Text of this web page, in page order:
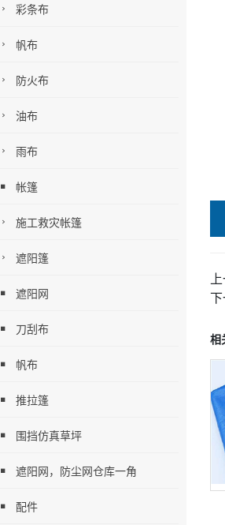
彩条布
帆布
防火布
油布
雨布
帐篷
施工救灾帐篷
遮阳篷
遮阳网
刀刮布
帆布
推拉篷
围挡仿真草坪
遮阳网，防尘网仓库一角
配件
上
下
相